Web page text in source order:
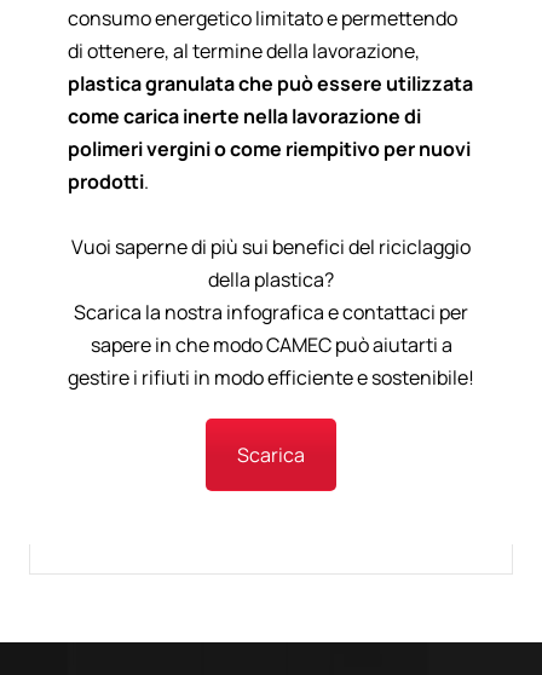
consumo energetico limitato e permettendo
di ottenere, al termine della lavorazione,
plastica granulata che può essere utilizzata
come carica inerte nella lavorazione di
polimeri vergini o come riempitivo per nuovi
prodotti.
Vuoi saperne di più sui benefici del riciclaggio
della plastica?
Scarica la nostra infografica e contattaci per
sapere in che modo CAMEC può aiutarti a
gestire i rifiuti in modo efficiente e sostenibile!
Scarica